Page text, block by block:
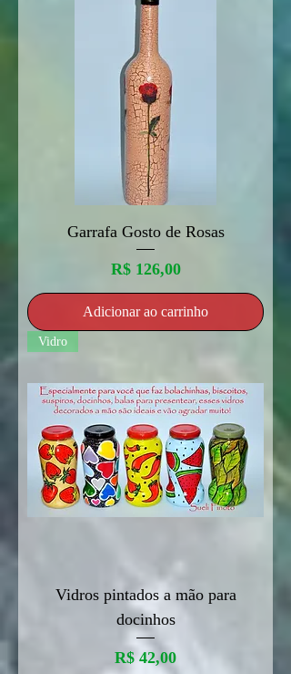
Garrafa Gosto de Rosas
Preço
R$ 126,00
Adicionar ao carrinho
Vidro
Vidros pintados a mão para
docinhos
Preço
R$ 42,00